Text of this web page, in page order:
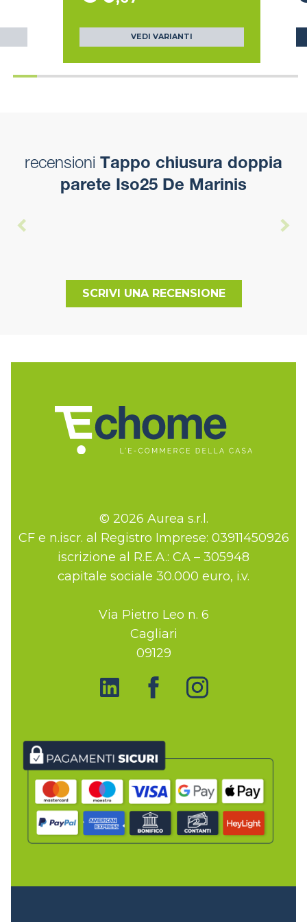
VEDI VARIANTI
recensioni Tappo chiusura doppia
parete Iso25 De Marinis
SCRIVI UNA RECENSIONE
© 2026 Aurea s.r.l.
CF e n.iscr. al Registro Imprese: 03911450926
iscrizione al R.E.A.: CA – 305948
capitale sociale 30.000 euro, i.v.
Via Pietro Leo n. 6
Cagliari
09129